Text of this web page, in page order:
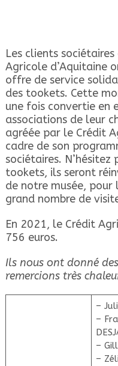
Les clients
Agricole d’Aquitaine
offre de service
des tookets. Cette
une fois convertie en
associations de leur
agréée par le Crédit
cadre de son
sociétaires. N’hésitez
tookets, ils seront
de notre musée, pour
grand nombre de
En 2021, le Crédit
756 euros.
Ils nous ont donné
remercions très
–
–
–
–